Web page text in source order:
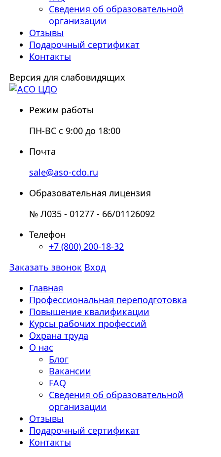
Сведения об образовательной
организации
Отзывы
Подарочный сертификат
Контакты
Версия для слабовидящих
Режим работы
ПН-ВС с 9:00 до 18:00
Почта
sale@aso-cdo.ru
Образовательная лицензия
№ Л035 - 01277 - 66/01126092
Телефон
+7 (800) 200-18-32
Заказать звонок Вход
Главная
Профессиональная переподготовка
Повышение квалификации
Курсы рабочих профессий
Охрана труда
О нас
Блог
Вакансии
FAQ
Сведения об образовательной
организации
Отзывы
Подарочный сертификат
Контакты